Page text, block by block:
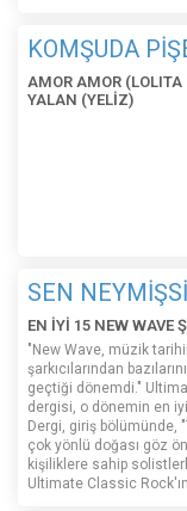
KOMŞUDA
AMOR AMOR (LOLITA
YALAN (YELİZ)
SEN
EN İYİ 15 NEW WAVE
"New Wave, müzik
şarkıcılarından
geçtiği dönemdi."
dergisi, o dönemin en
Dergi, giriş bölümünde,
çok yönlü doğası göz
kişiliklere sahip
Ultimate Classic